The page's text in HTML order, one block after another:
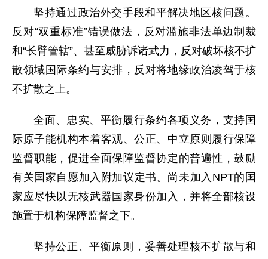
坚持通过政治外交手段和平解决地区核问题。
反对“双重标准”错误做法，反对滥施非法单边制裁
和“长臂管辖”、甚至威胁诉诸武力，反对破坏核不扩
散领域国际条约与安排，反对将地缘政治凌驾于核
不扩散之上。
全面、忠实、平衡履行条约各项义务，支持国
际原子能机构本着客观、公正、中立原则履行保障
监督职能，促进全面保障监督协定的普遍性，鼓励
有关国家自愿加入附加议定书。尚未加入NPT的国
家应尽快以无核武器国家身份加入，并将全部核设
施置于机构保障监督之下。
坚持公正、平衡原则，妥善处理核不扩散与和